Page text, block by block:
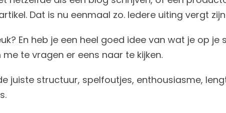
Dat is nu eenmaal zo. Iedere uiting vergt
En heb je een heel goed idee van wat je op je
te vragen er eens naar te kijken.
juiste structuur, spelfoutjes, enthousiasme,